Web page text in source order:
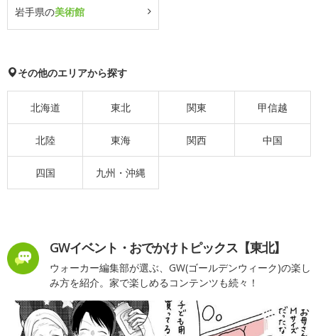
岩手県の美術館
その他のエリアから探す
北海道 東北 関東 甲信越
北陸 東海 関西 中国
四国 九州・沖縄
GWイベント・おでかけトピックス【東北】
ウォーカー編集部が選ぶ、GW(ゴールデンウィーク)の楽し
み方を紹介。家で楽しめるコンテンツも続々！